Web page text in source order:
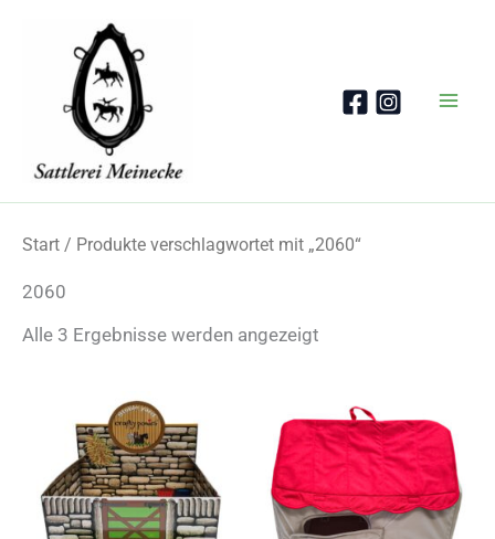
Start / Produkte verschlagwortet mit „2060“
2060
Alle 3 Ergebnisse werden angezeigt